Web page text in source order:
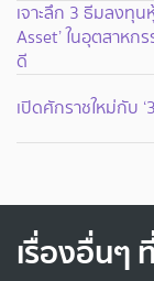
เจาะลึก 3 ธีมลงทุน
Asset’ ในอุตสาหก
ดี
เปิดศักราชใหม่กับ
เรื่องอื่นๆ